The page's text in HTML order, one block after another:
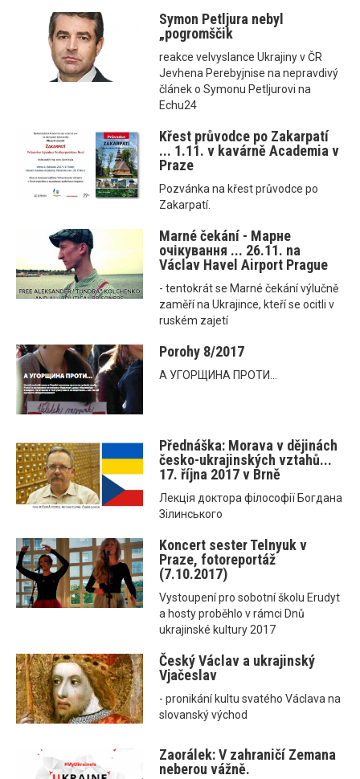
Symon Petljura nebyl
„pogromščik
reakce velvyslance Ukrajiny v ČR
Jevhena Perebyjnise na nepravdivý
článek o Symonu Petljurovi na
Echu24
Křest průvodce po Zakarpatí
... 1.11. v kavárně Academia v
Praze
Pozvánka na křest průvodce po
Zakarpatí.
Marné čekání - Марне
очікування ... 26.11. na
Václav Havel Airport Prague
- tentokrát se Marné čekání výlučně
zaměří na Ukrajince, kteří se ocitli v
ruském zajetí
Porohy 8/2017
А УГОРЩИНА ПРОТИ...
Přednáška: Morava v dějinách
česko-ukrajinských vztahů...
17. října 2017 v Brně
Лекція доктора філософії Богдана
Зілинського
Koncert sester Telnyuk v
Praze, fotoreportáž
(7.10.2017)
Vystoupení pro sobotní školu Erudyt
a hosty proběhlo v rámci Dnů
ukrajinské kultury 2017
Český Václav a ukrajinský
Vjačeslav
- pronikání kultu svatého Václava na
slovanský východ
Zaorálek: V zahraničí Zemana
neberou vážně.